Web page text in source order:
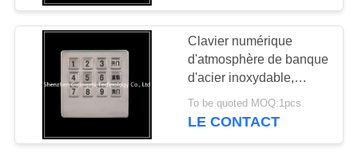
Clavier numérique
d'atmosphère de banque
d'acier inoxydable,
clavier antipoussière de
distributeur automatique
To be quoted MOQ:1pcs
LE CONTACT